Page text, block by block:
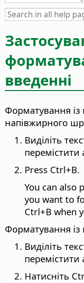
введенні
Форматування
напівжирного
Виділіть
перемістити
Press Ctrl+B.
You can also
you want to
Ctrl+B when
Форматування із
Виділіть
перемістити
Натисніть